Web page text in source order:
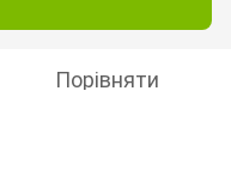
Порівняти